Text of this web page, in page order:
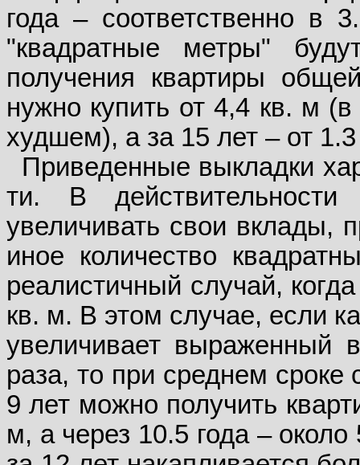
года – соответственно в
"квадратные метры"
получения квартиры
нужно купить от 4,4 кв. м
худшем), а за 15 лет – от
Приведенные выкладки
ти. В
увеличивать свои вклады,
иное количество
реалистичный случай,
кв. м. В этом случае, если
увеличивает выраженный
раза, то при среднем сроке
9 лет можно получить
м, а через 10.5 года –